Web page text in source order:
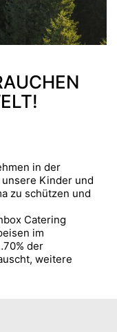
in der
Kinder und
zu schützen und
Catering
im
der
weitere